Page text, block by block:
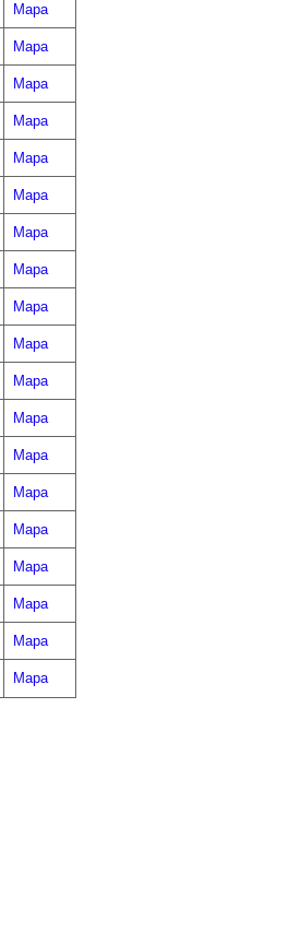
Mapa
Mapa
Mapa
Mapa
Mapa
Mapa
Mapa
Mapa
Mapa
Mapa
Mapa
Mapa
Mapa
Mapa
Mapa
Mapa
Mapa
Mapa
Mapa